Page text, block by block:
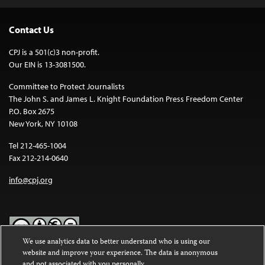
Contact Us
CPJ is a 501(c)3 non-profit.
Our EIN is 13-3081500.
Committee to Protect Journalists
The John S. and James L. Knight Foundation Press Freedom Center
P.O. Box 2675
New York, NY 10108
Tel 212-465-1004
Fax 212-214-0640
info@cpj.org
Except where noted, text on this website is licensed under a
We use analytics data to better understand who is using our
website and improve your experience. The data is anonymous